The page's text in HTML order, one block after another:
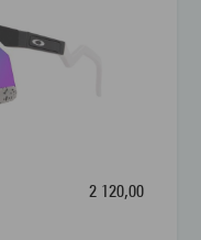
2 120,00